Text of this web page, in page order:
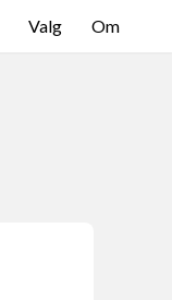
Valg Om